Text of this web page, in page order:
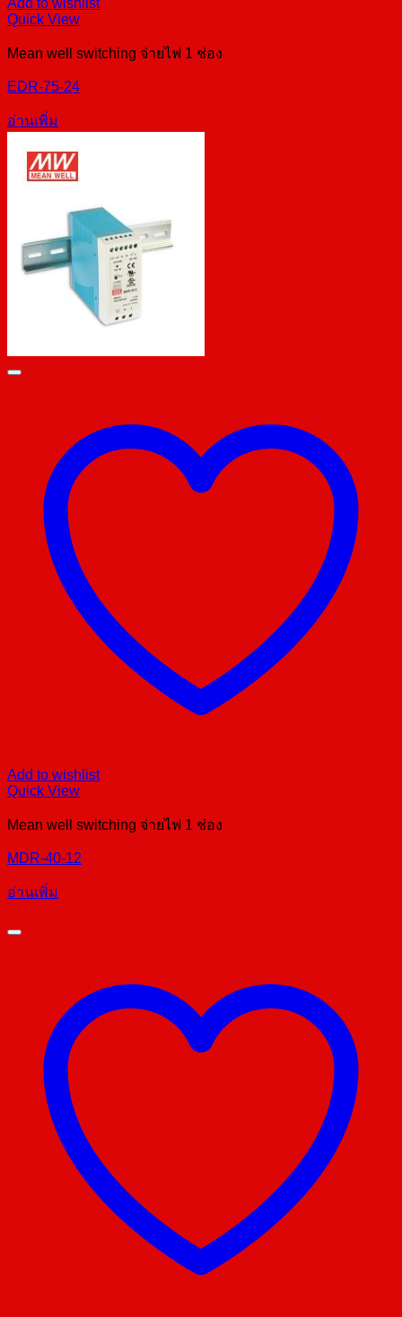
Add to wishlist
Quick View
Mean well switching จ่ายไฟ 1 ช่อง
EDR-75-24
อ่านเพิ่ม
Add to wishlist
Quick View
Mean well switching จ่ายไฟ 1 ช่อง
MDR-40-12
อ่านเพิ่ม